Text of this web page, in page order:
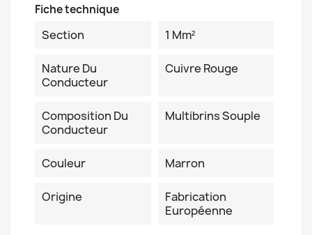
Fiche technique
Section 1 Mm²
Nature Du
Conducteur
Cuivre Rouge
Composition Du
Conducteur
Multibrins Souple
Couleur Marron
Origine
Fabrication
Européenne